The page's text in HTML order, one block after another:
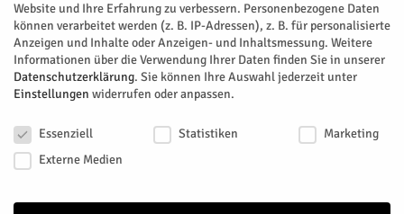
Jülich fährt Rad, und zwar möglichst viele und möglichst viel.
In diesem Jahr ruft das Klimabündnis erneut zur Teilnahme an
Stadt- und Schulradeln auf.
Von HERZOG Redaktion- Mai 3, 2026 119
Facebook Twitter
Website und Ihre Erfahrung zu verbessern. Personenbezogene Daten
können verarbeitet werden (z. B. IP-Adressen), z. B. für personalisierte
Anzeigen und Inhalte oder Anzeigen- und Inhaltsmessung. Weitere
Informationen über die Verwendung Ihrer Daten finden Sie in unserer
Datenschutzerklärung. Sie können Ihre Auswahl jederzeit unter
Einstellungen widerrufen oder anpassen.
Essenziell
Statistiken
Marketing
Externe Medien